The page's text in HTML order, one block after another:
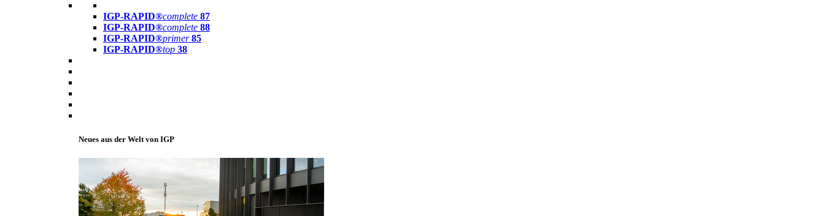
IGP-RAPID®complete 87
IGP-RAPID®complete 88
IGP-RAPID®primer 85
IGP-RAPID®top 38
Neues aus der Welt von IGP